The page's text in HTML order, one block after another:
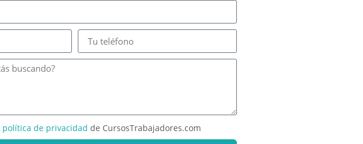
política de privacidad de CursosTrabajadores.com